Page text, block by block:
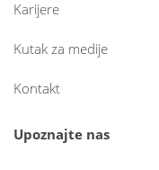
Karijere
Kutak za medije
Kontakt
Upoznajte nas